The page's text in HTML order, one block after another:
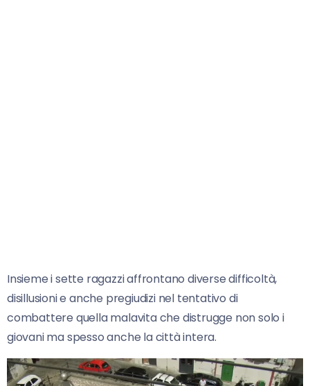
Insieme i sette ragazzi affrontano diverse difficoltà,
disillusioni e anche pregiudizi nel tentativo di
combattere quella malavita che distrugge non solo i
giovani ma spesso anche la città intera.